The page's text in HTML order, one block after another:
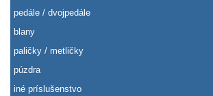
pedále / dvojpedále
blany
paličky / metličky
púzdra
iné príslušenstvo